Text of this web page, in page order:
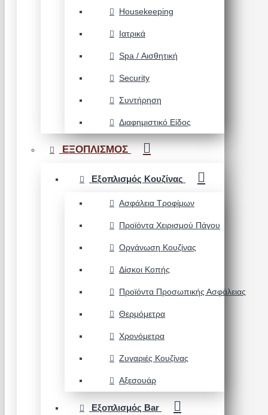
Housekeeping
Ιατρικά
Spa / Αισθητική
Security
Συντήρηση
Διαφημιστικό Είδος
ΕΞΟΠΛΙΣΜΟΣ
Εξοπλισμός Κουζίνας
Ασφάλεια Τροφίμων
Προϊόντα Χειρισμού Πάγου
Οργάνωση Κουζίνας
Δίσκοι Κοπής
Προϊόντα Προσωπικής Ασφάλειας
Θερμόμετρα
Χρονόμετρα
Ζυγαριές Κουζίνας
Αξεσουάρ
Εξοπλισμός Bar